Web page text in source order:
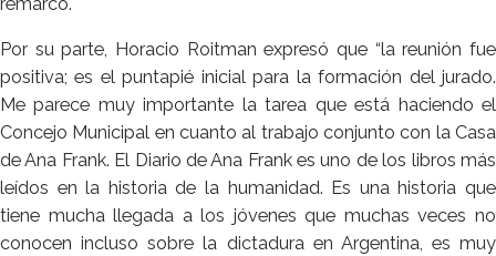
Por su parte, Horacio Roitman expresó que “la reunión fue
positiva; es el puntapié inicial para la formación del jurado.
Me parece muy importante la tarea que está haciendo el
Concejo Municipal en cuanto al trabajo conjunto con la Casa
de Ana Frank. El Diario de Ana Frank es uno de los libros más
leídos en la historia de la humanidad. Es una historia que
tiene mucha llegada a los jóvenes que muchas veces no
conocen incluso sobre la dictadura en Argentina, es muy